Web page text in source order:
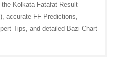
Kolkata Fatafat Result
accurate FF Predictions,
Tips, and detailed Bazi Chart